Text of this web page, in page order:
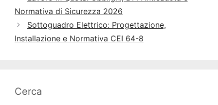
Normativa di Sicurezza 2026
Sottoguadro Elettrico: Progettazione,
Installazione e Normativa CEI 64-8
Cerca